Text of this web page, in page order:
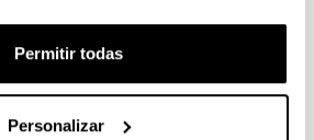
Permitir todas
Personalizar
cerrado: 05/11/2022 - 25/11/2022 23:59
la propuesta de adjudicación